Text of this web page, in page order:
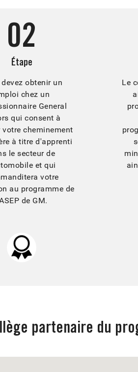
02
Étape
obtenir un
chez un
General
qui consent à
cheminement
à titre d'apprenti
le secteur de
et qui
votre
au programme de
de GM.
Le
partenaire du